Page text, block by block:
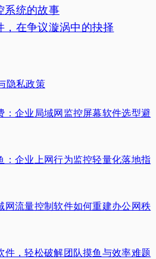
系统的故事
，在争议漩涡中的抉择
隐私政策
：企业局域网监控屏幕软件选型避
：企业上网行为监控轻量化落地指
网流量控制软件如何重建办公网秩
件，轻松破解团队摸鱼与效率难题